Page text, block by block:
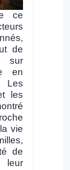
ce
de
sur
en
les
vie
de